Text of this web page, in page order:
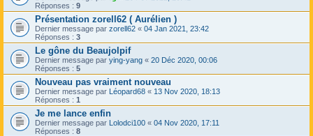
Réponses : 9
Présentation zorell62 ( Aurélien )
Dernier message par zorell62 « 04 Jan 2021, 23:42
Réponses : 3
Le gône du Beaujolpif
Dernier message par ying-yang « 20 Déc 2020, 00:06
Réponses : 5
Nouveau pas vraiment nouveau
Dernier message par Léopard68 « 13 Nov 2020, 18:13
Réponses : 1
Je me lance enfin
Dernier message par Lolodci100 « 04 Nov 2020, 17:11
Réponses : 8